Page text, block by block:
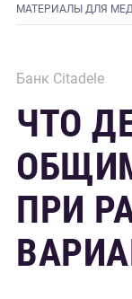
MАТЕРИАЛЫ ДЛЯ
Банк Citadele
ЧТО
ПРИ